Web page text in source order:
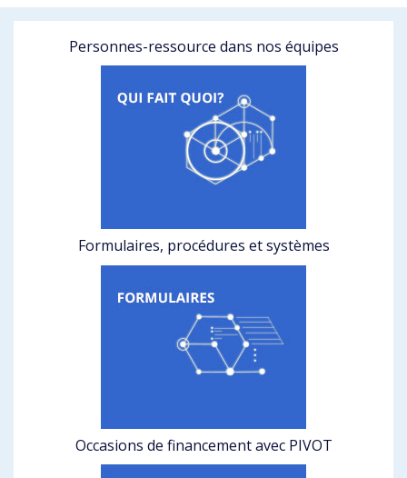
Personnes-ressource dans nos équipes
Formulaires, procédures et systèmes
Occasions de financement avec PIVOT